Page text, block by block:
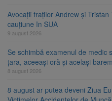
Avocații fraților Andrew și
cauțiune în SUA
9 august 2026
Se schimbă examenul de medic
țara, aceeași oră și același barem
8 august 2026
8 august ar putea deveni Ziua